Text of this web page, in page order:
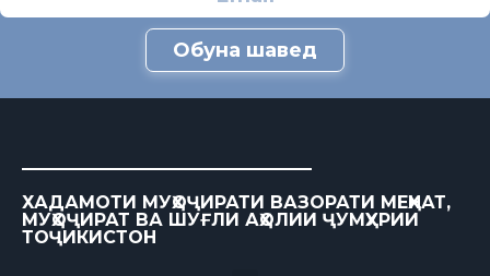
Обуна шавед
ХАДАМОТИ МУҲОҶИРАТИ ВАЗОРАТИ МЕҲНАТ,
МУҲОҶИРАТ ВА ШУҒЛИ АҲОЛИИ ҶУМҲУРИИ
ТОҶИКИСТОН